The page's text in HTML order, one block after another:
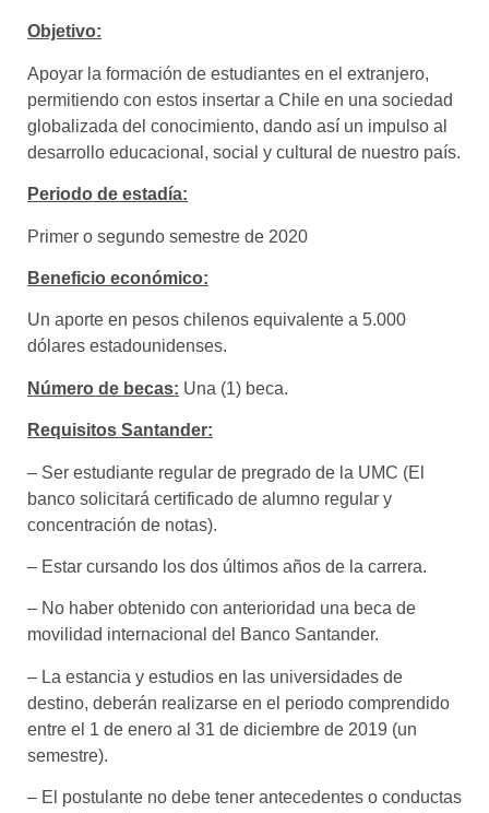
Objetivo:
Apoyar la formación de estudiantes en el extranjero,
permitiendo con estos insertar a Chile en una sociedad
globalizada del conocimiento, dando así un impulso al
desarrollo educacional, social y cultural de nuestro país.
Periodo de estadía:
Primer o segundo semestre de 2020
Beneficio económico:
Un aporte en pesos chilenos equivalente a 5.000
dólares estadounidenses.
Número de becas: Una (1) beca.
Requisitos Santander:
– Ser estudiante regular de pregrado de la UMC (El
banco solicitará certificado de alumno regular y
concentración de notas).
– Estar cursando los dos últimos años de la carrera.
– No haber obtenido con anterioridad una beca de
movilidad internacional del Banco Santander.
– La estancia y estudios en las universidades de
destino, deberán realizarse en el periodo comprendido
entre el 1 de enero al 31 de diciembre de 2019 (un
semestre).
– El postulante no debe tener antecedentes o conductas